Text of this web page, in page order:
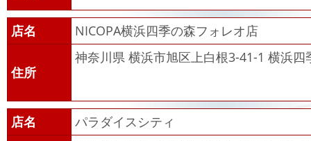
店名 NICOPA横浜四季の森フォレオ店
住所
神奈川県 横浜市旭区上白根3-41-1 横浜四
店名 パラダイスシティ